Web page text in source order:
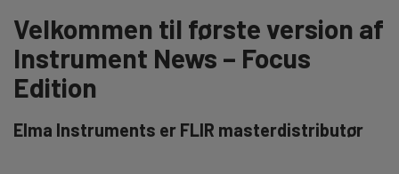
Velkommen til første version af
Instrument News – Focus
Edition
Elma Instruments er FLIR masterdistributør